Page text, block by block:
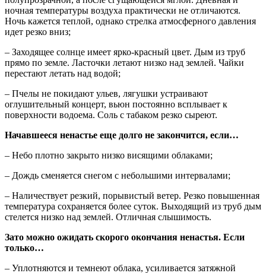
ночная температуры воздуха практически не отличаются.
Ночь кажется теплой, однако стрелка атмосферного давления
идет резко вниз;
– Заходящее солнце имеет ярко-красный цвет. Дым из труб
прямо по земле. Ласточки летают низко над землей. Чайки
перестают летать над водой;
– Пчелы не покидают ульев, лягушки устраивают
оглушительный концерт, вьюн постоянно всплывает к
поверхности водоема. Соль с табаком резко сыреют.
Начавшееся ненастье еще долго не закончится, если…
– Небо плотно закрыто низко висящими облаками;
– Дождь сменяется снегом с небольшими интервалами;
– Наличествует резкий, порывистый ветер. Резко повышенная
температура сохраняется более суток. Выходящий из труб дым
стелется низко над землей. Отличная слышимость.
Зато можно ожидать скорого окончания ненастья. Если
только…
– Уплотняются и темнеют облака, усиливается затяжной